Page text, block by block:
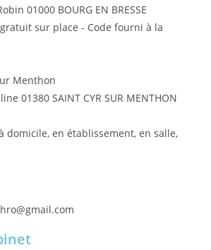
01000 BOURG EN BRESSE
sur place - Code fourni à la
Menthon
01380 SAINT CYR SUR MENTHON
domicile, en établissement, en salle,